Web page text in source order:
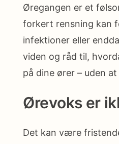
Øregangen er et
forkert rensning kan
infektioner eller
viden og råd til,
på dine ører – uden
Ørevoks er
Det kan være